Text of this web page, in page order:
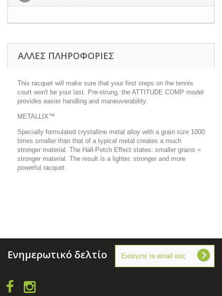
ΑΛΛΕΣ ΠΛΗΡΟΦΟΡΙΕΣ
This racquet will make sure that your first steps on the tennis
court won't be your last. Pre-strung, the ATTITUDE COMP model
provides easier handling and maneuverability.
METALLIX™
Specially formulated crystalline metal alloy with a grain size 1000
times smaller than that of a typical metal creates a much
stronger material. The Hall-Petch Effect states: smaller grains =
stronger material. The result is a lighter, stronger and more
powerful racquet.
Ενημερωτικό δελτίο